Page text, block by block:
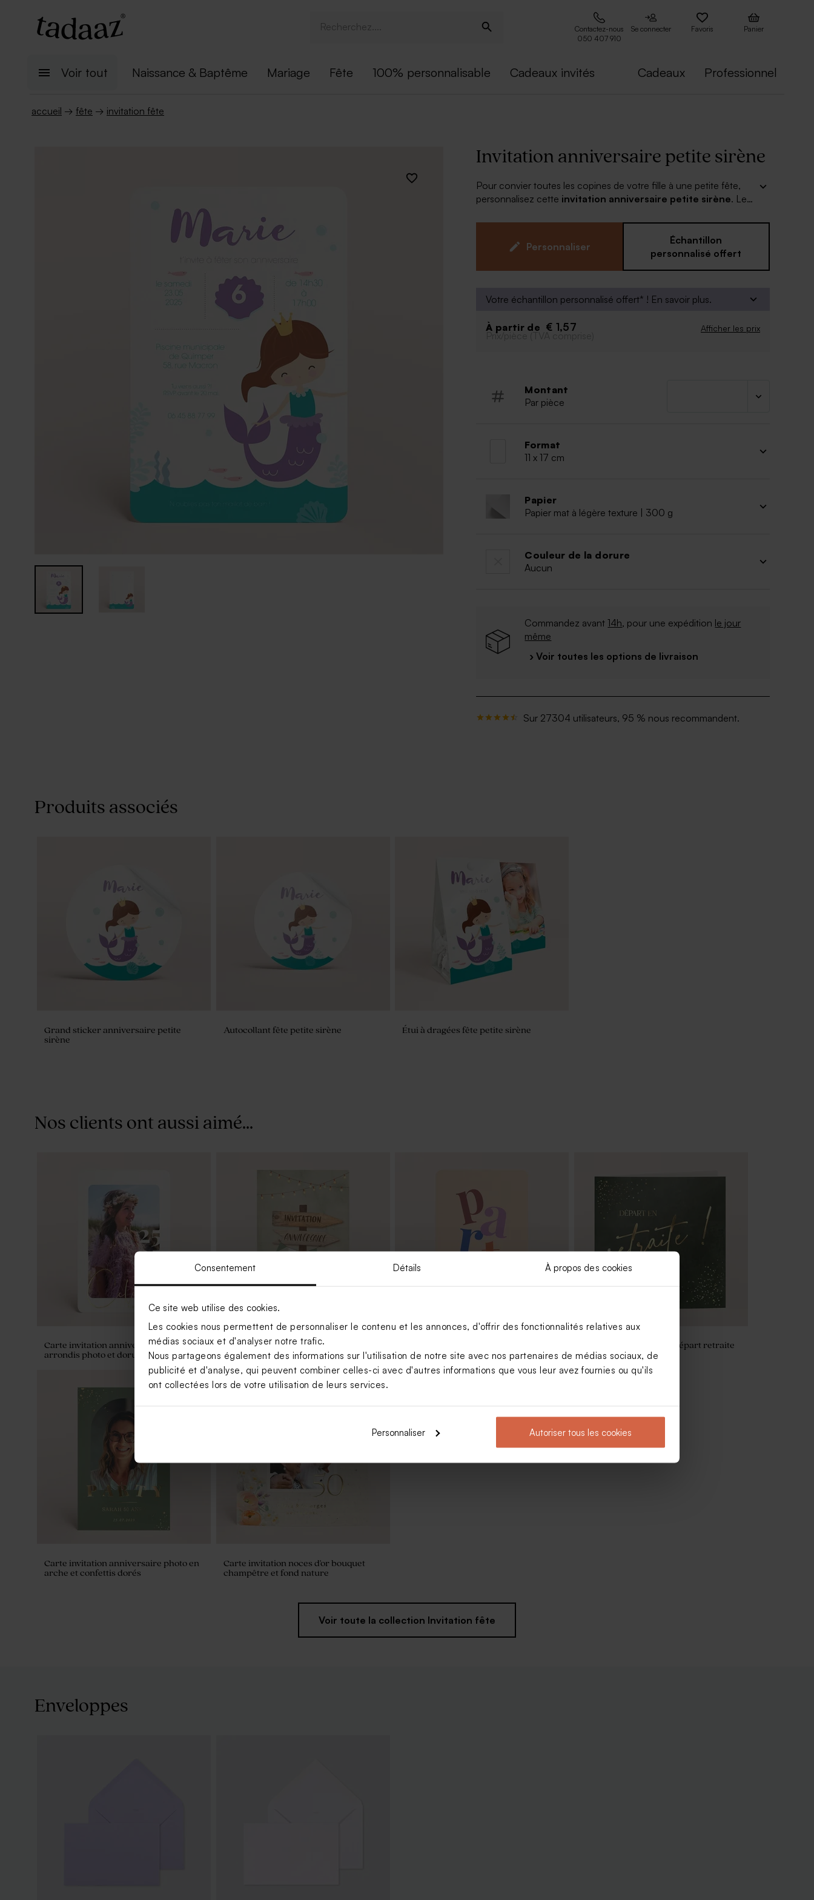
Consentement Détails À propos des cookies
Ce site web utilise des cookies.
Les cookies nous permettent de personnaliser le contenu et les annonces, d'offrir des fonctionnalités relatives aux
médias sociaux et d'analyser notre trafic.
Nous partageons également des informations sur l'utilisation de notre site avec nos partenaires de médias sociaux, de
publicité et d'analyse, qui peuvent combiner celles-ci avec d'autres informations que vous leur avez fournies ou qu'ils
ont collectées lors de votre utilisation de leurs services.
Personnaliser Autoriser tous les cookies
Contactez-nous
050 407 910
Se connecter Favoris Panier
Voir tout Naissance & Baptême Mariage Fête 100% personnalisable Cadeaux invités Cadeaux Professionnel
accueil → fête → invitation fête
Invitation anniversaire petite sirène
Pour convier toutes les copines de votre fille à une petite fête,
personnalisez cette invitation anniversaire petite sirène. Les
pas de préciser la date, l'heure et le lieu du rendez-vous. Ce
design océan devrait leur plaire. Pour le texte, différentes couleurs
et polices d'écriture sont disponibles.
Personnaliser
Échantillon
personnalisé offert
Votre échantillon personnalisé offert* ! En savoir plus.
À partir de € 1,57 Afficher les prix
Prix/pièce (TVA comprise)
Montant
Par pièce
Format
11 x 17 cm
Papier
Papier mat à légère texture | 300 g
Couleur de la dorure
Aucun
Commandez avant14h, pour une expédition le jour
même
› Voir toutes les options de livraison
Sur 27304 utilisateurs, 95 % nous recommandent.
Produits associés
Grand sticker anniversaire petite
sirène
Autocollant fête petite sirène Étui à dragées fête petite sirène
Nos clients ont aussi aimé...
Carte invitation anniversaire bords
arrondis photo et dorure
Carte invitation anniversaire panneau
champêtre
Carte invitation pot de départ retraite
Carte invitation anniversaire photo en
arche et confettis dorés
Carte invitation noces d'or bouquet
champêtre et fond nature
Voir toute la collection Invitation fête
Enveloppes